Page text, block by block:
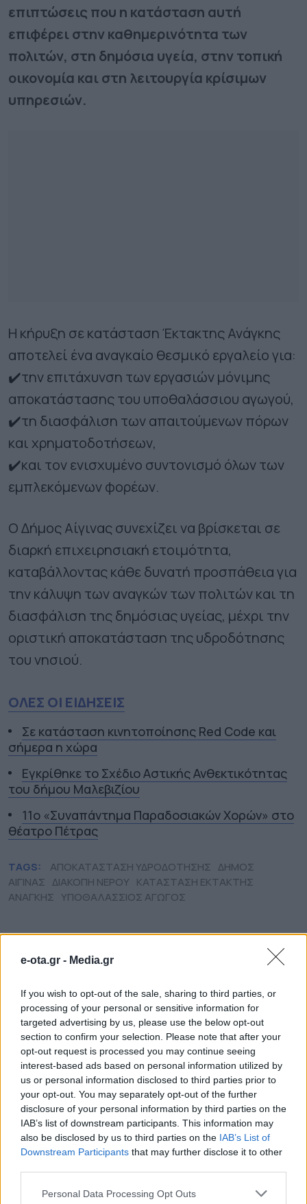
e-ota.gr - Media.gr
If you wish to opt-out of the sale, sharing to third parties, or
processing of your personal or sensitive information for
targeted advertising by us, please use the below opt-out
section to confirm your selection. Please note that after your
opt-out request is processed you may continue seeing
interest-based ads based on personal information utilized by
us or personal information disclosed to third parties prior to
your opt-out. You may separately opt-out of the further
disclosure of your personal information by third parties on the
IAB’s list of downstream participants. This information may
also be disclosed by us to third parties on the IAB’s List of
Downstream Participants that may further disclose it to other
Personal Data Processing Opt Outs
επιπτώσεις που η κατάσταση αυτή
επιφέρει στην καθημερινότητα των
πολιτών, στη δημόσια υγεία, στην τοπική
οικονομία και στη λειτουργία κρίσιμων
υπηρεσιών.
Η κήρυξη σε κατάσταση Έκτακτης Ανάγκης
αποτελεί ένα αναγκαίο θεσμικό εργαλείο για:
✔️την επιτάχυνση των εργασιών μόνιμης
αποκατάστασης του υποθαλάσσιου αγωγού,
✔️τη διασφάλιση των απαιτούμενων πόρων
και χρηματοδοτήσεων,
✔️και τον ενισχυμένο συντονισμό όλων των
εμπλεκόμενων φορέων.
Ο Δήμος Αίγινας συνεχίζει να βρίσκεται σε
διαρκή επιχειρησιακή ετοιμότητα,
καταβάλλοντας κάθε δυνατή προσπάθεια για
την κάλυψη των αναγκών των πολιτών και τη
διασφάλιση της δημόσιας υγείας, μέχρι την
οριστική αποκατάσταση της υδροδότησης
του νησιού.
ΟΛΕΣ ΟΙ ΕΙΔΗΣΕΙΣ
Σε κατάσταση κινητοποίησης Red Code και
σήμερα η χώρα
Εγκρίθηκε το Σχέδιο Αστικής Ανθεκτικότητας
του δήμου Μαλεβιζίου
11ο «Συναπάντημα Παραδοσιακών Χορών» στο
θέατρο Πέτρας
TAGS: ΑΠΟΚΑΤΑΣΤΑΣΗ ΥΔΡΟΔΟΤΗΣΗΣ ΔΗΜΟΣ
ΑΙΓΙΝΑΣ ΔΙΑΚΟΠΗ ΝΕΡΟΥ ΚΑΤΑΣΤΑΣΗ ΕΚΤΑΚΤΗΣ
ΑΝΑΓΚΗΣ ΥΠΟΘΑΛΑΣΣΙΟΣ ΑΓΩΓΟΣ
ΔΗΜΟΙ
Σε κατάσταση κινητοποίησης Red Code και